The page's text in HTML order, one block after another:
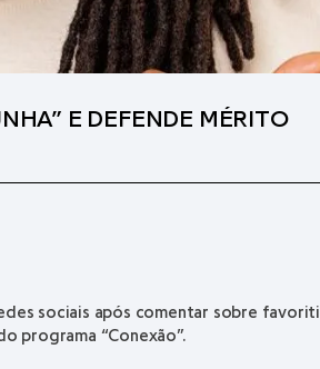
E DEFENDE MÉRITO
sociais após comentar sobre
programa “Conexão”.